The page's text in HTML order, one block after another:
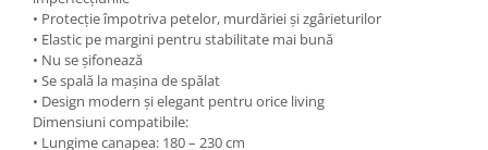
• Protecție împotriva petelor, murdăriei și zgârieturilor
• Elastic pe margini pentru stabilitate mai bună
• Nu se șifonează
• Se spală la mașina de spălat
• Design modern și elegant pentru orice living
Dimensiuni compatibile:
• Lungime canapea: 180 – 230 cm